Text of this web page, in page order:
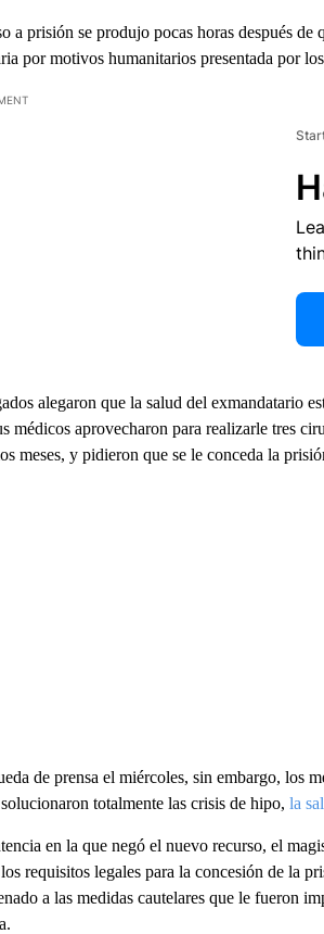
a prisión se produjo pocas horas después
por motivos humanitarios presentada por
alegaron que la salud del exmandatario
médicos aprovecharon para realizarle tres
meses, y pidieron que se le conceda la
de prensa el miércoles, sin embargo, los
totalmente las crisis de hipo, la
en la que negó el nuevo recurso, el
requisitos legales para la concesión de la
a las medidas cautelares que le fueron